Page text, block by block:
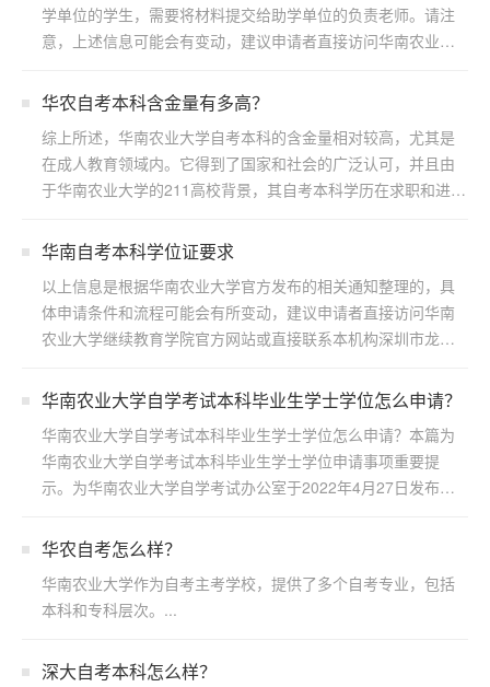
学单位的学生，需要将材料提交给助学单位的负责老师。请注
意，上述信息可能会有变动，建议申请者直接访问华南农业大
华农自考本科含金量有多高？
综上所述，华南农业大学自考本科的含金量相对较高，尤其是
在成人教育领域内。它得到了国家和社会的广泛认可，并且由
于华南农业大学的211高校背景，其自考本科学历在求职和进一
华南自考本科学位证要求
以上信息是根据华南农业大学官方发布的相关通知整理的，具
体申请条件和流程可能会有所变动，建议申请者直接访问华南
农业大学继续教育学院官方网站或直接联系本机构深圳市龙岗
华南农业大学自学考试本科毕业生学士学位怎么申请？
华南农业大学自学考试本科毕业生学士学位怎么申请？本篇为
华南农业大学自学考试本科毕业生学士学位申请事项重要提
示。为华南农业大学自学考试办公室于2022年4月27日发布，
华农自考怎么样？
华南农业大学作为自考主考学校，提供了多个自考专业，包括
本科和专科层次。...
深大自考本科怎么样？